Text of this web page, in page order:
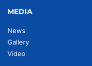
MEDIA
News
Gallery
Video